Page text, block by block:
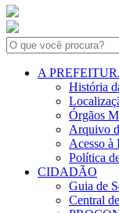
Search:
A
História
Órgãos
Arquivo
Acesso à
Política
CIDADÃO
Guia de
Central